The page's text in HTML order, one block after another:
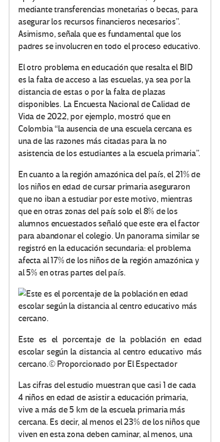
mediante transferencias monetarias o becas, para
asegurar los recursos financieros necesarios”.
Asimismo, señala que es fundamental que los
padres se involucren en todo el proceso educativo.
El otro problema en educación que resalta el BID
es la falta de acceso a las escuelas, ya sea por la
distancia de estas o por la falta de plazas
disponibles. La Encuesta Nacional de Calidad de
Vida de 2022, por ejemplo, mostró que en
Colombia “la ausencia de una escuela cercana es
una de las razones más citadas para la no
asistencia de los estudiantes a la escuela primaria”.
En cuanto a la región amazónica del país, el 21% de
los niños en edad de cursar primaria aseguraron
que no iban a estudiar por este motivo, mientras
que en otras zonas del país solo el 8% de los
alumnos encuestados señaló que este era el factor
para abandonar el colegio. Un panorama similar se
registró en la educación secundaria: el problema
afecta al 17% de los niños de la región amazónica y
al 5% en otras partes del país.
Este es el porcentaje de la población en edad
escolar según la distancia al centro educativo más
cercano.© Proporcionado por El Espectador
Las cifras del estudio muestran que casi 1 de cada
4 niños en edad de asistir a educación primaria,
vive a más de 5 km de la escuela primaria más
cercana. Es decir, al menos el 23% de los niños que
viven en esta zona deben caminar, al menos, una